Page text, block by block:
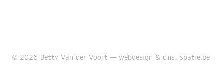
© 2026 Betty Van der Voort — webdesign & cms: spatie.be